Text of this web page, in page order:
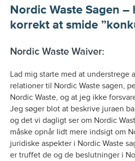
Nordic Waste Sagen
korrekt at smide
Nordic Waste Waiver:
Lad mig starte med at understrege
relationer til Nordic Waste sagen,
Nordic Waste, og at jeg ikke
Jeg søger blot at beskrive juraen
og det vi dagligt ser om Nordic
måske opnår lidt mere indsigt om
juridiske aspekter i Nordic Waste
er truffet de og de beslutninger i